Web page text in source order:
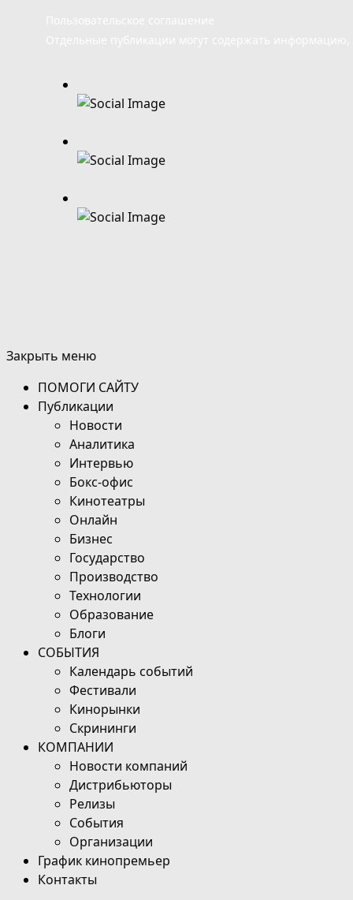
Закрыть меню
ПОМОГИ САЙТУ
Публикации
Новости
Аналитика
Интервью
Бокс-офис
Кинотеатры
Онлайн
Бизнес
Государство
Производство
Технологии
Образование
Блоги
СОБЫТИЯ
Календарь событий
Фестивали
Кинорынки
Скрининги
КОМПАНИИ
Новости компаний
Дистрибьюторы
Релизы
События
Организации
График кинопремьер
Контакты